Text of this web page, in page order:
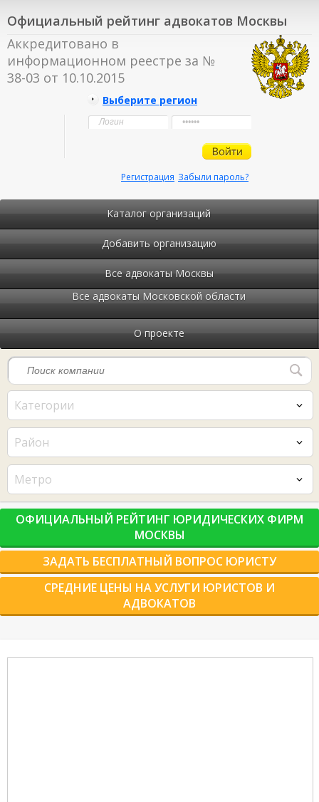
Официальный рейтинг адвокатов Москвы
Аккредитовано в
информационном реестре за №
38-03 от 10.10.2015
Выберите регион
Забыли пароль?
Регистрация
Каталог организаций
Добавить организацию
Все адвокаты Москвы
Все адвокаты Московской области
О проекте
Категории
Район
Метро
ОФИЦИАЛЬНЫЙ РЕЙТИНГ ЮРИДИЧЕСКИХ ФИРМ
МОСКВЫ
ЗАДАТЬ БЕСПЛАТНЫЙ ВОПРОС ЮРИСТУ
СРЕДНИЕ ЦЕНЫ НА УСЛУГИ ЮРИСТОВ И
АДВОКАТОВ